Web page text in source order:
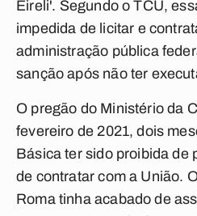
Eireli'. Segundo o TCU,
impedida de licitar e
administração pública
sanção após não ter
O pregão do Ministério da
fevereiro de 2021, dois
Básica ter sido proibida de
de contratar com a União.
Roma tinha acabado de